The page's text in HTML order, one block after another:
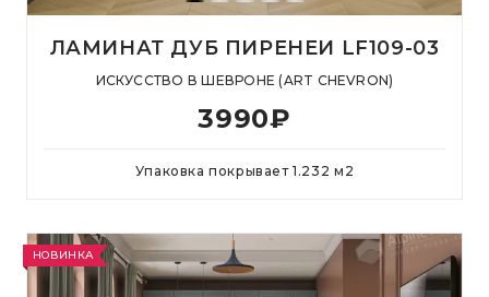
ЛАМИНАТ ДУБ ПИРЕНЕИ LF109-03
ИСКУССТВО В ШЕВРОНЕ (ART CHEVRON)
3990₽
Упаковка покрывает1.232 м 2
НОВИНКА